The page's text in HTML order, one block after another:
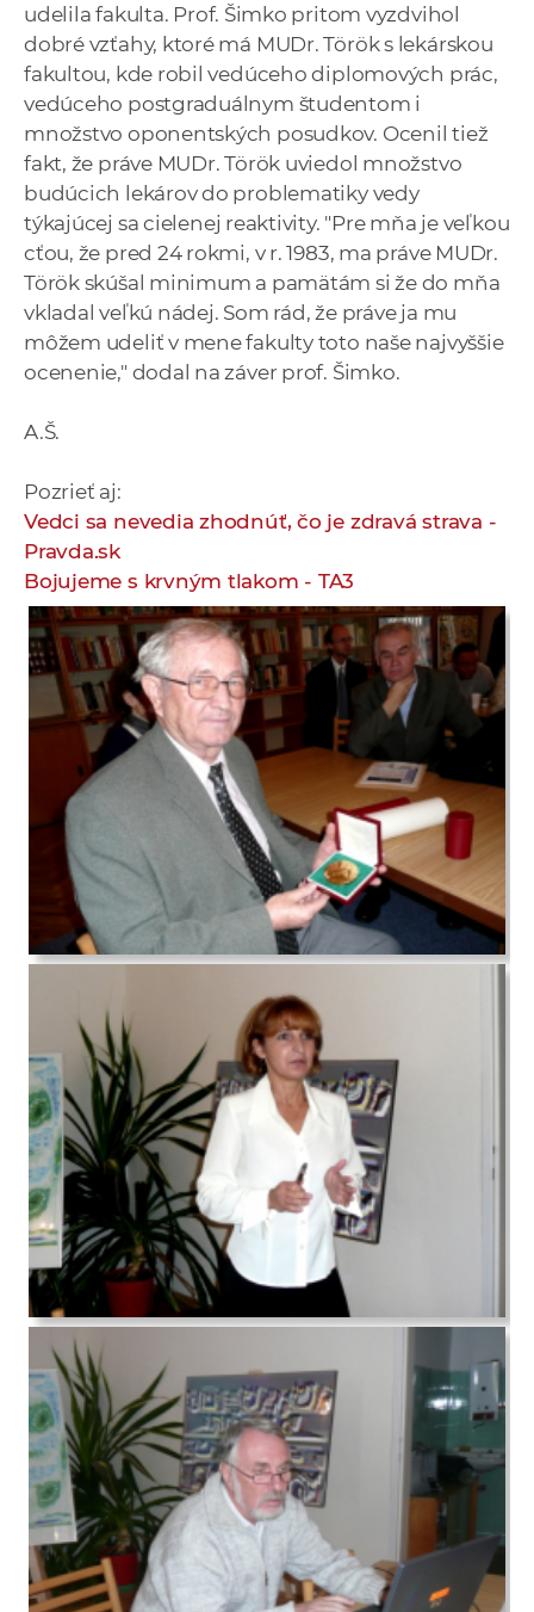
udelila fakulta. Prof. Šimko pritom vyzdvihol
dobré vzťahy, ktoré má MUDr. Török s lekárskou
fakultou, kde robil vedúceho diplomových prác,
vedúceho postgraduálnym študentom i
množstvo oponentských posudkov. Ocenil tiež
fakt, že práve MUDr. Török uviedol množstvo
budúcich lekárov do problematiky vedy
týkajúcej sa cielenej reaktivity. "Pre mňa je veľkou
cťou, že pred 24 rokmi, v r. 1983, ma práve MUDr.
Török skúšal minimum a pamätám si že do mňa
vkladal veľkú nádej. Som rád, že práve ja mu
môžem udeliť v mene fakulty toto naše najvyššie
ocenenie," dodal na záver prof. Šimko.
A.Š.
Pozrieť aj:
Vedci sa nevedia zhodnúť, čo je zdravá strava -
Pravda.sk
Bojujeme s krvným tlakom - TA3